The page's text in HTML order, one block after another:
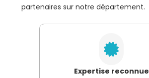
partenaires sur notre département.
Expertise reconnue